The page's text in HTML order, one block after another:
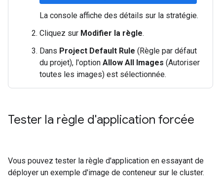
La console affiche des détails sur la stratégie.
Cliquez sur Modifier la règle.
Dans Project Default Rule (Règle par défaut
du projet), l'option Allow All Images (Autoriser
toutes les images) est sélectionnée.
Tester la règle d'application forcée
Vous pouvez tester la règle d'application en essayant de
déployer un exemple d'image de conteneur sur le cluster.